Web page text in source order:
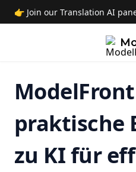
About ModelFront
News
praktische
zu KI für